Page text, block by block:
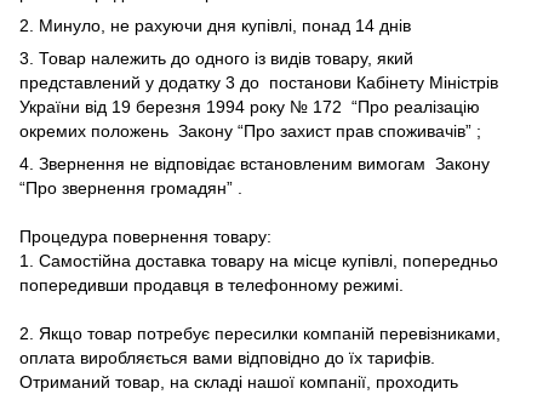
2. Минуло, не рахуючи дня купівлі, понад 14 днів
3. Товар належить до одного із видів товару, який
представлений у додатку 3 до постанови Кабінету Міністрів
України від 19 березня 1994 року № 172 “Про реалізацію
окремих положень Закону “Про захист прав споживачів” ;
4. Звернення не відповідає встановленим вимогам Закону
“Про звернення громадян”
Процедура повернення товару:
1. Самостійна доставка товару на місце купівлі, попередньо
попередивши продавця в телефонному режимі.
2. Якщо товар потребує пересилки компаній перевізниками,
оплата виробляється вами відповідно до їх тарифів.
Отриманий товар, на складі нашої компанії, проходить